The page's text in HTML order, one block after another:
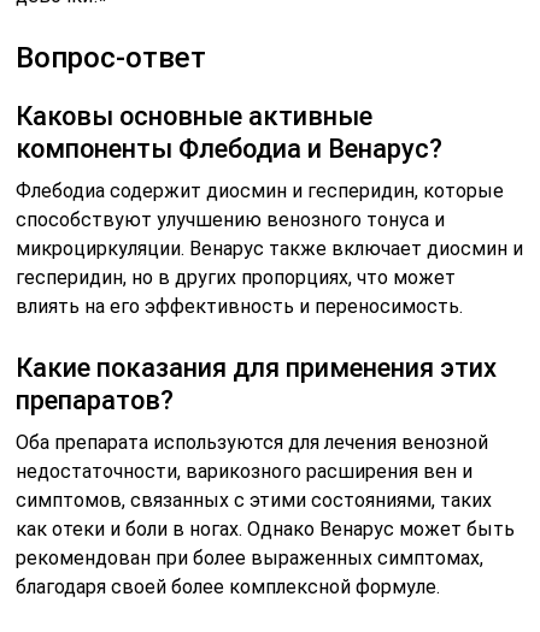
Вопрос-ответ
Каковы основные активные
компоненты Флебодиа и Венарус?
Флебодиа содержит диосмин и гесперидин, которые
способствуют улучшению венозного тонуса и
микроциркуляции. Венарус также включает диосмин и
гесперидин, но в других пропорциях, что может
влиять на его эффективность и переносимость.
Какие показания для применения этих
препаратов?
Оба препарата используются для лечения венозной
недостаточности, варикозного расширения вен и
симптомов, связанных с этими состояниями, таких
как отеки и боли в ногах. Однако Венарус может быть
рекомендован при более выраженных симптомах,
благодаря своей более комплексной формуле.